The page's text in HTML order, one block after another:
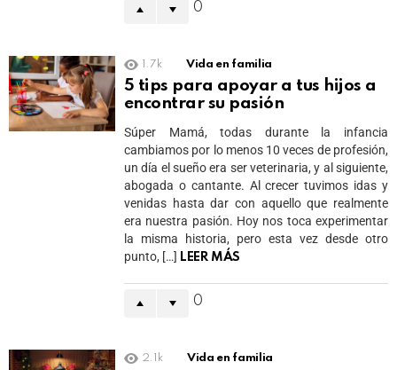
0
1.7k Vida en familia
5 tips para apoyar a tus hijos a
encontrar su pasión
Súper Mamá, todas durante la infancia
cambiamos por lo menos 10 veces de profesión,
un día el sueño era ser veterinaria, y al siguiente,
abogada o cantante. Al crecer tuvimos idas y
venidas hasta dar con aquello que realmente
era nuestra pasión. Hoy nos toca experimentar
la misma historia, pero esta vez desde otro
punto, […] LEER MÁS
0
2.1k Vida en familia